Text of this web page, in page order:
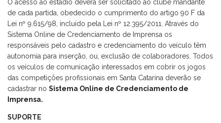
O acesso ao estádio deverá ser solicitado ao clube mandante
de cada partida, obedecido o cumprimento do artigo 90 F da
Lei nº 9.615/98, incluído pela Lei nº 12.395/2011. Através do
Sistema Online de Credenciamento de Imprensa os
responsáveis pelo cadastro e credenciamento do veículo têm
autonomia para inserção, ou, exclusão de colaboradores. Todos
os veículos de comunicação interessados em cobrir os jogos
das competições profissionais em Santa Catarina deverão se
cadastrar no Sistema Online de Credenciamento de
Imprensa.
SUPORTE